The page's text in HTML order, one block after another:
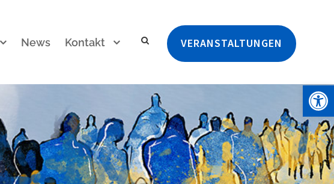
Werkzeugleiste öffnen
News Kontakt VERANSTALTUNGEN